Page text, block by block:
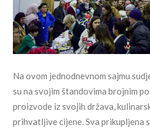
Na ovom jednodnevnom sajmu
su na svojim štandovima brojnim
proizvode iz svojih država,
prihvatljive cijene. Sva prikupljena